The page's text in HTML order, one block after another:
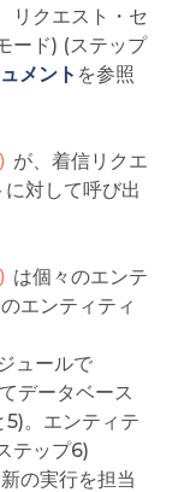
リクエスト・セ
ード) (ステップ
メント を参照
が、着信リクエ
対して呼び出
は個々のエンテ
エンティティ
ュールで
データベース
。エンティテ
テップ6)
の実行を担当